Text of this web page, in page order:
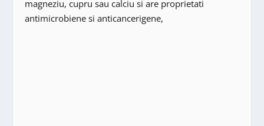
magneziu, cupru sau calciu si are proprietati
antimicrobiene si anticancerigene,